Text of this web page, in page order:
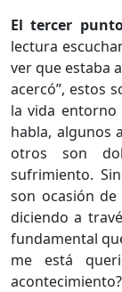
El tercer
lectura
ver que estaba
acercó”, estos
la vida entorno
habla, algunos
otros son
sufrimiento.
son ocasión
diciendo a
fundamental
me está
acontecimiento?